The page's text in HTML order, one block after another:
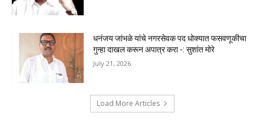
धनंजय जांभळे यांचे नगरसेवक पद धोक्यात फसवणूकीचा
गुन्हा दाखल करून अपात्र करा -: सुशांत मोरे
July 21, 2026
Load More Articles